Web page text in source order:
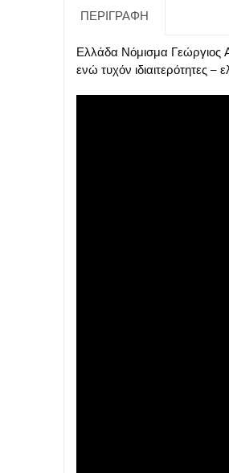
ΠΕΡΙΓΡΑΦΉ
Ελλάδα Νόμισμα Γεώργιος
ενώ τυχόν ιδιαιτερότητες